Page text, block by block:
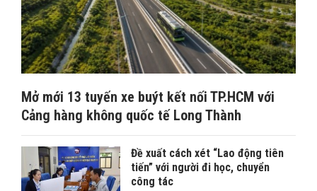
Mở mới 13 tuyến xe buýt kết nối TP.HCM với
Cảng hàng không quốc tế Long Thành
Đề xuất cách xét “Lao động tiên
tiến” với người đi học, chuyển
công tác